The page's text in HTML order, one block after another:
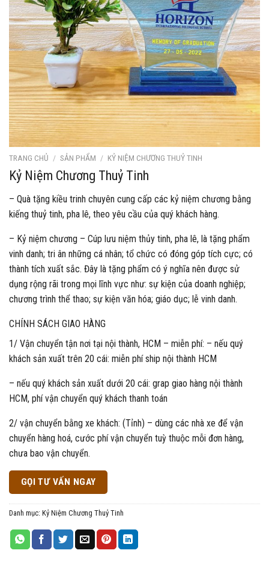
TRANG CHỦ / SẢN PHẨM / KỶ NIỆM CHƯƠNG THUỶ TINH
Kỷ Niệm Chương Thuỷ Tinh
– Quà tặng kiều trinh chuyên cung cấp các kỷ niệm chương bằng
kiếng thuỷ tinh, pha lê, theo yêu cầu của quý khách hàng.
– Kỷ niệm chương – Cúp lưu niệm thủy tinh, pha lê, là tặng phẩm
vinh danh; tri ân những cá nhân; tổ chức có đóng góp tích cực; có
thành tích xuất sắc. Đây là tặng phẩm có ý nghĩa nên được sử
dụng rộng rãi trong mọi lĩnh vực như: sự kiện của doanh nghiệp;
chương trình thể thao; sự kiện văn hóa; giáo dục; lễ vinh danh.
CHÍNH SÁCH GIAO HÀNG
1/ Vận chuyển tận nơi tại nội thành, HCM – miễn phí: – nếu quý
khách sản xuất trên 20 cái: miễn phí ship nội thành HCM
– nếu quý khách sản xuất dưới 20 cái: grap giao hàng nội thành
HCM, phí vận chuyển quý khách thanh toán
2/ vận chuyển bằng xe khách: (Tỉnh) – dùng các nhà xe để vận
chuyển hàng hoá, cước phí vận chuyển tuỳ thuộc mỗi đơn hàng,
chưa bao vận chuyển.
GỌI TƯ VẤN NGAY
Danh mục: Kỷ Niệm Chương Thuỷ Tinh